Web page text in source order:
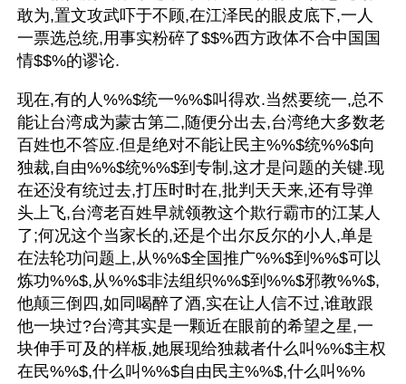
敢为,置文攻武吓于不顾,在江泽民的眼皮底下,一人
一票选总统,用事实粉碎了$$%西方政体不合中国国
情$$%的谬论.
现在,有的人%%$统一%%$叫得欢.当然要统一,总不
能让台湾成为蒙古第二,随便分出去,台湾绝大多数老
百姓也不答应.但是绝对不能让民主%%$统%%$向
独裁,自由%%$统%%$到专制,这才是问题的关键.现
在还没有统过去,打压时时在,批判天天来,还有导弹
头上飞,台湾老百姓早就领教这个欺行霸市的江某人
了;何况这个当家长的,还是个出尔反尔的小人,单是
在法轮功问题上,从%%$全国推广%%$到%%$可以
炼功%%$,从%%$非法组织%%$到%%$邪教%%$,
他颠三倒四,如同喝醉了酒,实在让人信不过,谁敢跟
他一块过?台湾其实是一颗近在眼前的希望之星,一
块伸手可及的样板,她展现给独裁者什么叫%%$主权
在民%%$,什么叫%%$自由民主%%$,什么叫%%